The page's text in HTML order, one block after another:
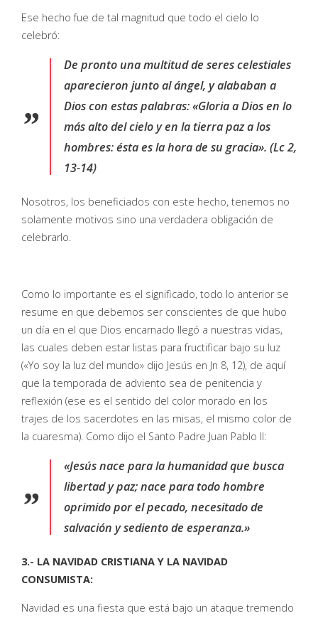
Ese hecho fue de tal magnitud que todo el cielo lo
celebró:
De pronto una multitud de seres celestiales
aparecieron junto al ángel, y alababan a
Dios con estas palabras: «Gloria a Dios en lo
más alto del cielo y en la tierra paz a los
hombres: ésta es la hora de su gracia». (Lc 2,
13-14)
Nosotros, los beneficiados con este hecho, tenemos no
solamente motivos sino una verdadera obligación de
celebrarlo.
Como lo importante es el significado, todo lo anterior se
resume en que debemos ser conscientes de que hubo
un día en el que Dios encarnado llegó a nuestras vidas,
las cuales deben estar listas para fructificar bajo su luz
(«Yo soy la luz del mundo» dijo Jesús en Jn 8, 12), de aquí
que la temporada de adviento sea de penitencia y
reflexión (ese es el sentido del color morado en los
trajes de los sacerdotes en las misas, el mismo color de
la cuaresma). Como dijo el Santo Padre Juan Pablo II:
«Jesús nace para la humanidad que busca
libertad y paz; nace para todo hombre
oprimido por el pecado, necesitado de
salvación y sediento de esperanza.»
3.- LA NAVIDAD CRISTIANA Y LA NAVIDAD
CONSUMISTA:
Navidad es una fiesta que está bajo un ataque tremendo